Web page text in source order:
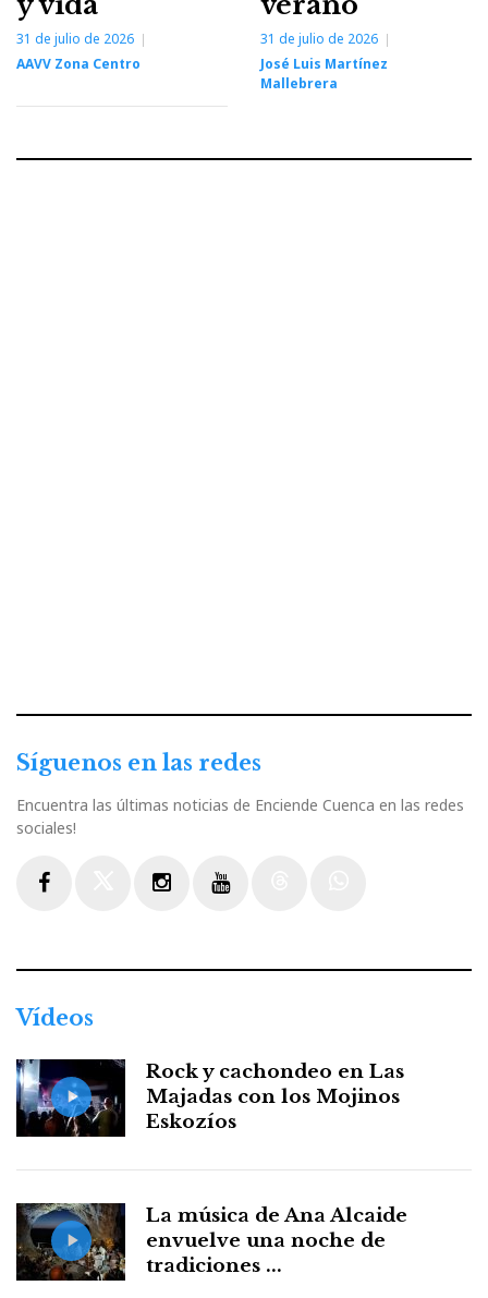
31 de julio de 2026
AAVV Zona Centro
31 de julio de 2026
José Luis Martínez
Mallebrera
Síguenos en las redes
Encuentra las últimas noticias de Enciende Cuenca en las redes
sociales!
Vídeos
Rock y cachondeo en Las
Majadas con los Mojinos
Eskozíos
La música de Ana Alcaide
envuelve una noche de
tradiciones ...